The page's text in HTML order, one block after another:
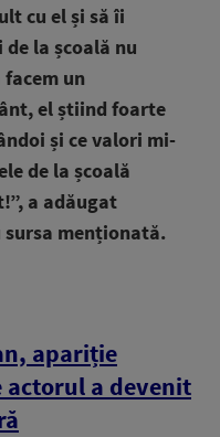
cu el și să îi
la școală nu
un
el știind foarte
și ce valori mi-
de la școală
a adăugat
sursa menționată.
apariție
actorul a devenit